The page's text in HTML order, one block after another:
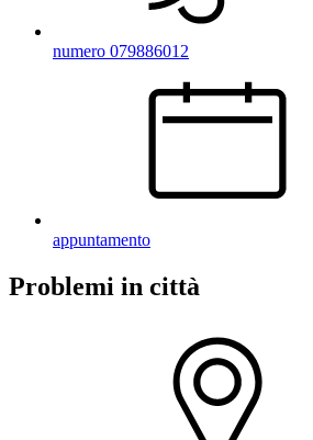
numero 079886012
appuntamento
Problemi in città